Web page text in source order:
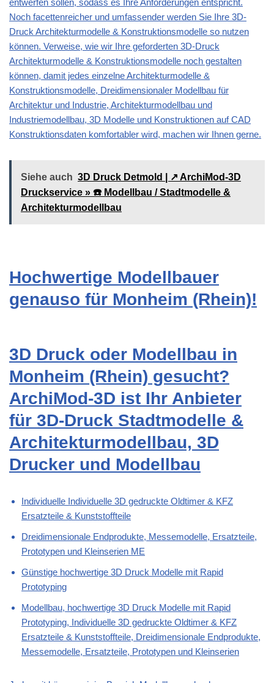
entwerfen sollen, sodass es Ihre Anforderungen entspricht.
Noch facettenreicher und umfassender werden Sie Ihre 3D-
Druck Architekturmodelle & Konstruktionsmodelle so nutzen
können. Verweise, wie wir Ihre geforderten 3D-Druck
Architekturmodelle & Konstruktionsmodelle noch gestalten
können, damit jedes einzelne Architekturmodelle &
Konstruktionsmodelle, Dreidimensionaler Modellbau für
Architektur und Industrie, Architekturmodellbau und
Industriemodellbau, 3D Modelle und Konstruktionen auf CAD
Konstruktionsdaten komfortabler wird, machen wir Ihnen gerne.
Siehe auch 3D Druck Detmold | ↗️ ArchiMod-3D
Druckservice » ☎️ Modellbau / Stadtmodelle &
Architekturmodellbau
Hochwertige Modellbauer
genauso für Monheim (Rhein)!
3D Druck oder Modellbau in
Monheim (Rhein) gesucht?
ArchiMod-3D ist Ihr Anbieter
für 3D-Druck Stadtmodelle &
Architekturmodellbau, 3D
Drucker und Modellbau
Individuelle Individuelle 3D gedruckte Oldtimer & KFZ
Ersatzteile & Kunststoffteile
Dreidimensionale Endprodukte, Messemodelle, Ersatzteile,
Prototypen und Kleinserien ME
Günstige hochwertige 3D Druck Modelle mit Rapid
Prototyping
Modellbau, hochwertige 3D Druck Modelle mit Rapid
Prototyping, Individuelle 3D gedruckte Oldtimer & KFZ
Ersatzteile & Kunststoffteile, Dreidimensionale Endprodukte,
Messemodelle, Ersatzteile, Prototypen und Kleinserien